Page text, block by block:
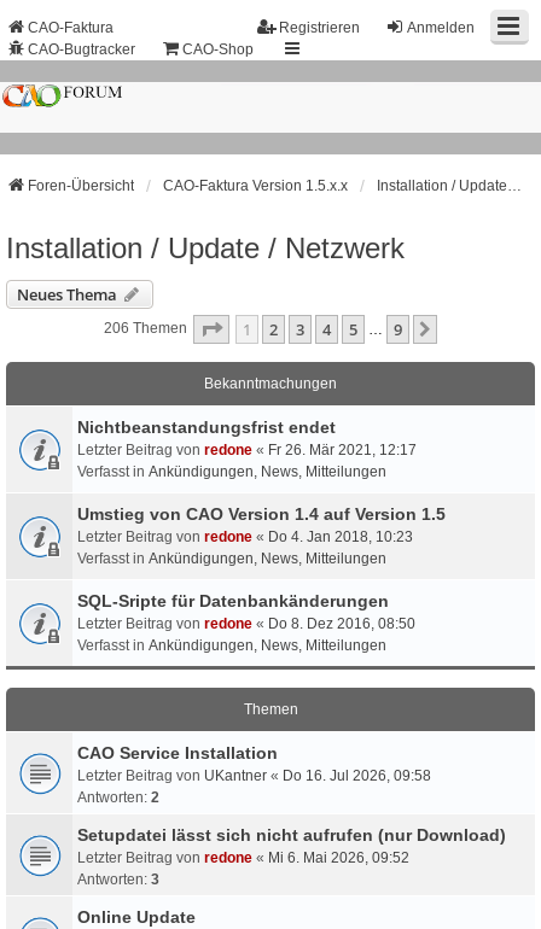
Anmelden
Registrieren
CAO-Faktura
CAO-Bugtracker
CAO-Shop
Foren-Übersicht CAO-Faktura Version 1.5.x.x
Installation / Update / Netzwerk
Neues Thema
206 Themen Seite 1Von
1 2 3 4 5 9
Bekanntmachungen
Nichtbeanstandungs­frist endet
Letzter Beitrag von redone « Fr 26. Mär 2021, 12:17
Verfasst in Ankündigungen, News, Mitteilungen
Umstieg von CAO Version 1.4 auf Version 1.5
Letzter Beitrag von redone « Do 4. Jan 2018, 10:23
Verfasst in Ankündigungen, News, Mitteilungen
SQL-Sripte für Datenbankänderungen
Letzter Beitrag von redone « Do 8. Dez 2016, 08:50
Verfasst in Ankündigungen, News, Mitteilungen
Themen
CAO Service Installation
Letzter Beitrag von UKantner « Do 16. Jul 2026, 09:58
Antworten: 2
Setupdatei lässt sich nicht aufrufen (nur Download)
Letzter Beitrag von redone « Mi 6. Mai 2026, 09:52
Antworten: 3
Online Update